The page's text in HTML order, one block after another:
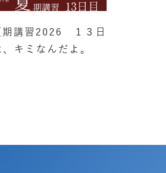
講習2026 １３日
キミなんだよ。